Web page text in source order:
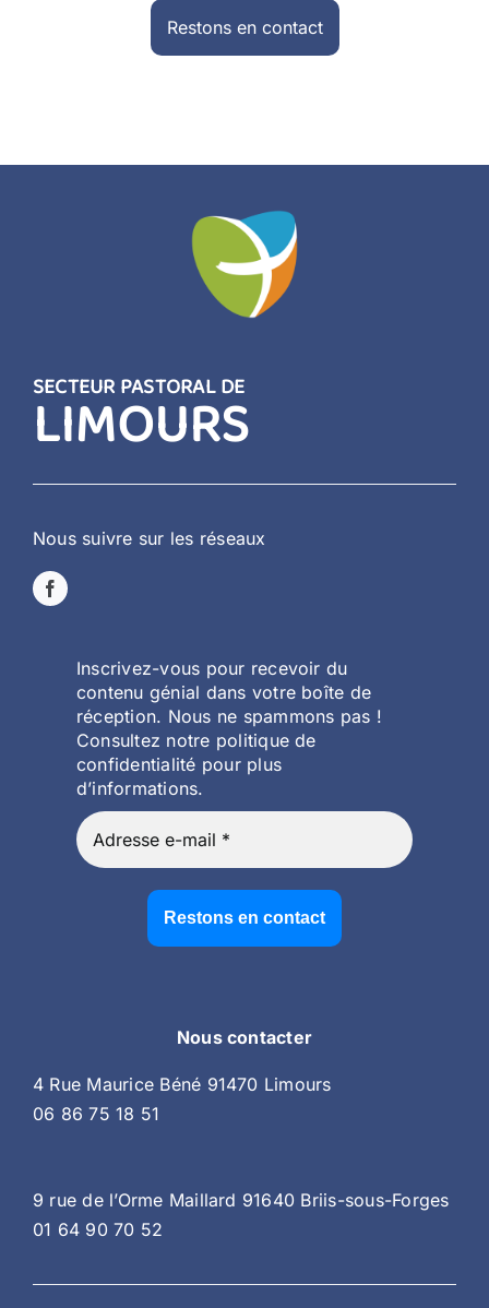
SECTEUR PASTORAL DE
LIMOURS
Nous suivre sur les réseaux
Inscrivez-vous pour recevoir du
contenu génial dans votre boîte de
réception. Nous ne spammons pas !
Consultez notre politique de
confidentialité pour plus
d’informations.
Nous contacter
4 Rue Maurice Béné 91470 Limours
06 86 75 18 51
9 rue de l’Orme Maillard 91640 Briis-sous-Forges
01 64 90 70 52